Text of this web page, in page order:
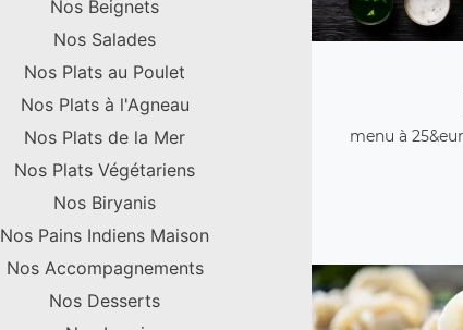
Nos Beignets
Nos Salades
Nos Plats au Poulet
Nos Plats à l'Agneau
Nos Plats de la Mer
Nos Plats Végétariens
Nos Biryanis
Nos Pains Indiens Maison
Nos Accompagnements
Nos Desserts
menu à